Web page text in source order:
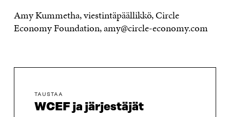
Amy Kummetha, viestintäpäällikkö, Circle
Economy Foundation, amy@circle-economy.com
TAUSTAA
WCEF ja järjestäjät